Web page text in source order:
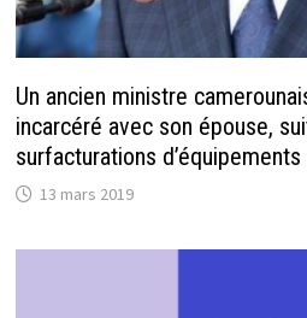
Un ancien ministre
incarcéré avec son épouse,
surfacturations
13 mars 2019